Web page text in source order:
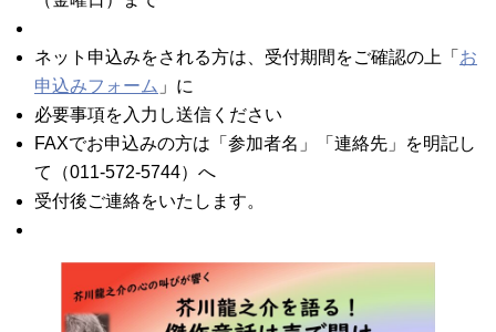
ネット申込みをされる方は、受付期間をご確認の上「 お
申込みフォーム 」に
必要事項を入力し送信ください
FAXでお申込みの方は「参加者名」「連絡先」を明記し
て（011-572-5744）へ
受付後ご連絡をいたします。